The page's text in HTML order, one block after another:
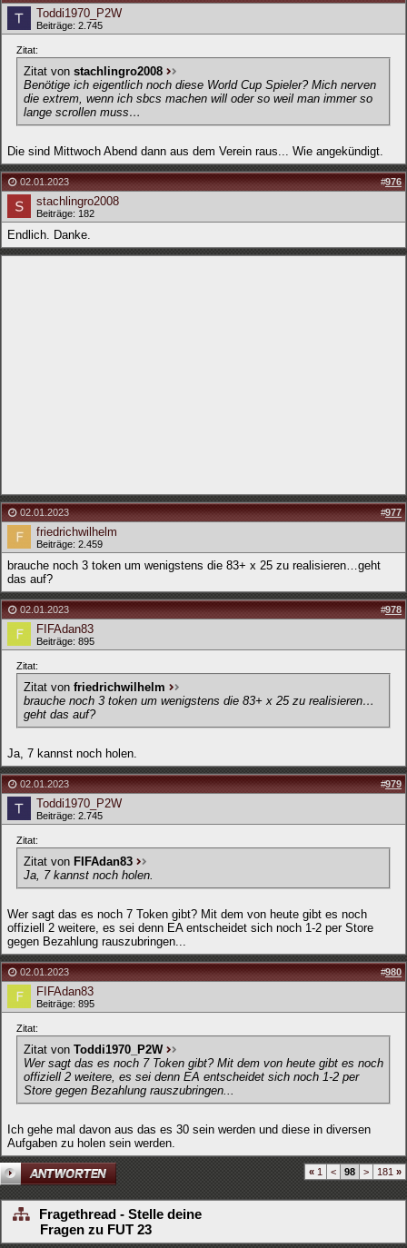
Toddi1970_P2W
Beiträge: 2.745
Zitat:
Zitat von stachlingro2008
Benötige ich eigentlich noch diese World Cup Spieler? Mich nerven
die extrem, wenn ich sbcs machen will oder so weil man immer so
lange scrollen muss…
Die sind Mittwoch Abend dann aus dem Verein raus... Wie angekündigt.
02.01.2023 #976
stachlingro2008
Beiträge: 182
Endlich. Danke.
02.01.2023 #977
friedrichwilhelm
Beiträge: 2.459
brauche noch 3 token um wenigstens die 83+ x 25 zu realisieren…geht
das auf?
02.01.2023 #978
FIFAdan83
Beiträge: 895
Zitat:
Zitat von friedrichwilhelm
brauche noch 3 token um wenigstens die 83+ x 25 zu realisieren…
geht das auf?
Ja, 7 kannst noch holen.
02.01.2023 #979
Toddi1970_P2W
Beiträge: 2.745
Zitat:
Zitat von FIFAdan83
Ja, 7 kannst noch holen.
Wer sagt das es noch 7 Token gibt? Mit dem von heute gibt es noch
offiziell 2 weitere, es sei denn EA entscheidet sich noch 1-2 per Store
gegen Bezahlung rauszubringen...
02.01.2023 #980
FIFAdan83
Beiträge: 895
Zitat:
Zitat von Toddi1970_P2W
Wer sagt das es noch 7 Token gibt? Mit dem von heute gibt es noch
offiziell 2 weitere, es sei denn EA entscheidet sich noch 1-2 per
Store gegen Bezahlung rauszubringen...
Ich gehe mal davon aus das es 30 sein werden und diese in diversen
Aufgaben zu holen sein werden.
« 1 < 98 > 181 »
Fragethread - Stelle deine
Fragen zu FUT 23